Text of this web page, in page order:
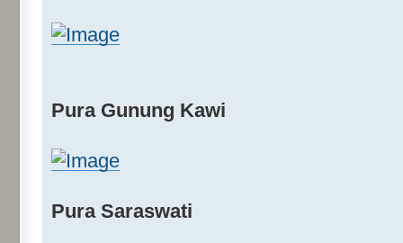
Pura Gunung Kawi
Pura Saraswati